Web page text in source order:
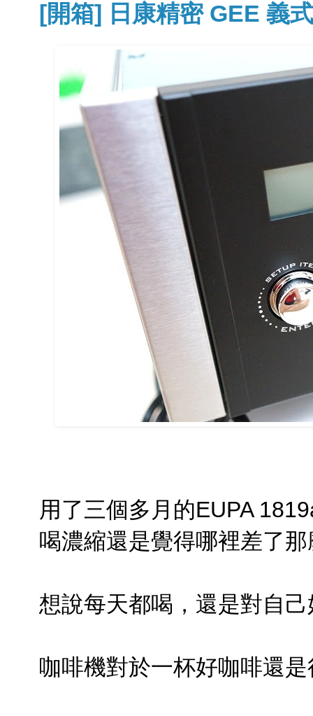
[開箱] 日康精密 GEE 義
用了三個多月的EUPA
喝濃縮還是覺得哪裡差了
想說每天都喝，還是對自
咖啡機對於一杯好咖啡還